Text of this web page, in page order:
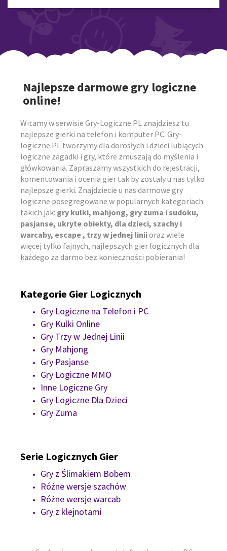
Najlepsze darmowe gry logiczne
online!
Witamy w serwisie Gry-Logiczne.PL znajdziesz tu
najlepsze gierki na telefon i komputer PC. Gry-
logiczne.PL tworzymy dla dorosłych i dzieci lubiących
logiczne zagadki i gry, które zmuszają do myślenia i
główkowania. Zapraszamy wszystkich do rejestracji,
komentowania i ocenia gier tak by zostały u nas tylko
najlepsze gierki. Znajdziecie u nas darmowe gry
logiczne posegregowane w popularnych kategoriach
takich jak: gry kulki, mahjong, gry zuma i sudoku,
pasjanse, ukryte obiekty, dla dzieci, szachy i
warcaby, escape , trzy w jednej liniioraz wiele
więcej tylko fajnych, najlepszych gier logicznych dla
każdego za darmo bez konieczności pobierania!
Kategorie Gier Logicznych
Gry Logiczne na Telefon i PC
Gry Kulki Online
Gry Trzy w Jednej Linii
Gry Mahjong
Gry Pasjanse
Gry Logiczne MMO
Inne Logiczne Gry
Gry Logiczne Dla Dzieci
Gry Zuma
Serie Logicznych Gier
Gry z Ślimakiem Bobem
Różne wersje szachów
Różne wersje warcab
Gry z klejnotami